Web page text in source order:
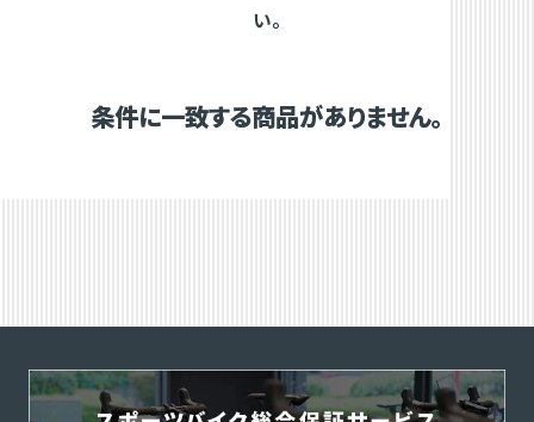
い。
条件に一致する商品がありません。